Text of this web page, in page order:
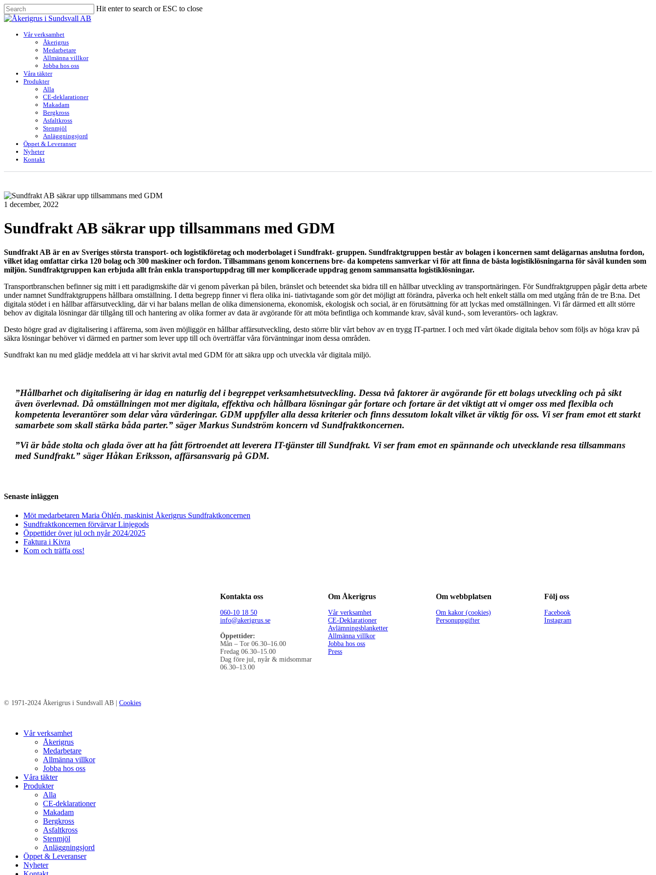
Skip
to
content
Hit enter to search or ESC to close
Close
Menu
Vår verksamhet
Åkerigrus
Medarbetare
Allmänna villkor
Jobba hos oss
Våra täkter
Produkter
Alla
CE-deklarationer
Makadam
Bergkross
Asfaltkross
Stenmjöl
Anläggningsjord
Öppet & Leveranser
Nyheter
Kontakt
1 december, 2022
Sundfrakt AB säkrar upp tillsammans med GDM
Sundfrakt AB är en av Sveriges största transport- och logistikföretag och moderbolaget i Sundfrakt- gruppen. Sundfraktgruppen består av bolagen i koncernen samt delägarnas anslutna fordon,
vilket idag omfattar cirka 120 bolag och 300 maskiner och fordon. Tillsammans genom koncernens bre- da kompetens samverkar vi för att finna de bästa logistiklösningarna för såväl kunden som
miljön. Sundfraktgruppen kan erbjuda allt från enkla transportuppdrag till mer komplicerade uppdrag genom sammansatta logistiklösningar.
Transportbranschen befinner sig mitt i ett paradigmskifte där vi genom påverkan på bilen, bränslet och beteendet ska bidra till en hållbar utveckling av transportnäringen. För Sundfraktgruppen pågår detta arbete
under namnet Sundfraktgruppens hållbara omställning. I detta begrepp finner vi flera olika ini- tiativtagande som gör det möjligt att förändra, påverka och helt enkelt ställa om med utgång från de tre B:na. Det
digitala stödet i en hållbar affärsutveckling, där vi har balans mellan de olika dimensionerna, ekonomisk, ekologisk och social, är en förutsättning för att lyckas med omställningen. Vi får därmed ett allt större
behov av digitala lösningar där tillgång till och hantering av olika former av data är avgörande för att möta befintliga och kommande krav, såväl kund-, som leverantörs- och lagkrav.
Desto högre grad av digitalisering i affärerna, som även möjliggör en hållbar affärsutveckling, desto större blir vårt behov av en trygg IT-partner. I och med vårt ökade digitala behov som följs av höga krav på
säkra lösningar behöver vi därmed en partner som lever upp till och överträffar våra förväntningar inom dessa områden.
Sundfrakt kan nu med glädje meddela att vi har skrivit avtal med GDM för att säkra upp och utveckla vår digitala miljö.
”Hållbarhet och digitalisering är idag en naturlig del i begreppet verksamhetsutveckling. Dessa två faktorer är avgörande för ett bolags utveckling och på sikt
även överlevnad. Då omställningen mot mer digitala, effektiva och hållbara lösningar går fortare och fortare är det viktigt att vi omger oss med flexibla och
kompetenta leverantörer som delar våra värderingar. GDM uppfyller alla dessa kriterier och finns dessutom lokalt vilket är viktig för oss. Vi ser fram emot ett starkt
samarbete som skall stärka båda parter.” säger Markus Sundström koncern vd Sundfraktkoncernen.
”Vi är både stolta och glada över att ha fått förtroendet att leverera IT-tjänster till Sundfrakt. Vi ser fram emot en spännande och utvecklande resa tillsammans
med Sundfrakt.” säger Håkan Eriksson, affärsansvarig på GDM.
Senaste inläggen
Möt medarbetaren Maria Öhlén, maskinist Åkerigrus Sundfraktkoncernen
Sundfraktkoncernen förvärvar Linjegods
Öppettider över jul och nyår 2024/2025
Faktura i Kivra
Kom och träffa oss!
Kontakta oss
060-10 18 50
info@akerigrus.se
Öppettider:
Mån – Tor 06.30–16.00
Fredag 06.30–15.00
Dag före jul, nyår & midsommar
06.30–13.00
Om Åkerigrus
Vår verksamhet
CE-Deklarationer
Avlämningsblanketter
Allmänna villkor
Jobba hos oss
Press
Om webbplatsen
Om kakor (cookies)
Personuppgifter
Följ oss
Facebook
Instagram
© 1971-2024 Åkerigrus i Sundsvall AB | Cookies
Close
Vår verksamhet
Åkerigrus
Medarbetare
Allmänna villkor
Jobba hos oss
Våra täkter
Produkter
Alla
CE-deklarationer
Makadam
Bergkross
Asfaltkross
Stenmjöl
Anläggningsjord
Öppet & Leveranser
Nyheter